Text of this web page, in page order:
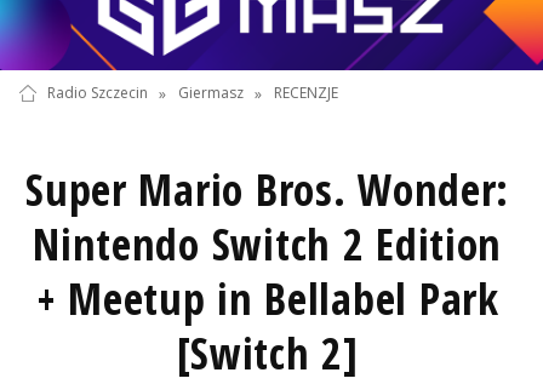
Radio Szczecin » Giermasz » RECENZJE
Super Mario Bros. Wonder:
Nintendo Switch 2 Edition
+ Meetup in Bellabel Park
[Switch 2]